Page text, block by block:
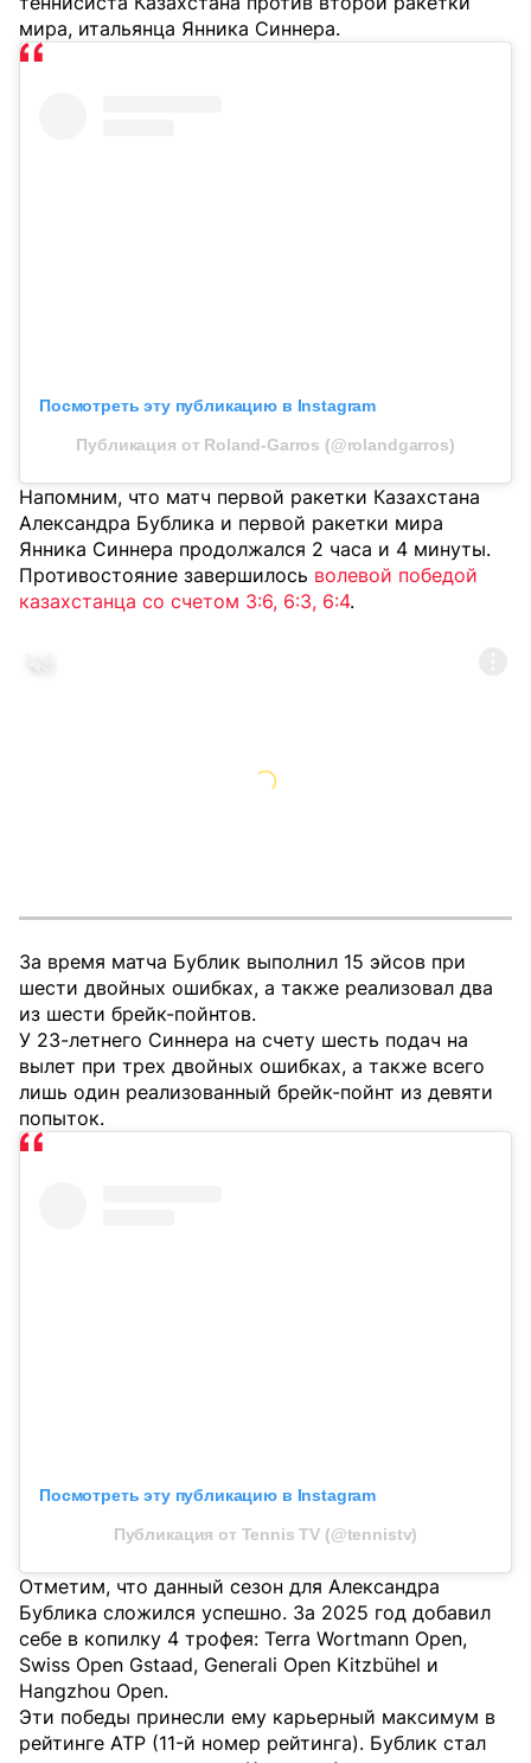
мира, итальянца Янника Синнера.
Посмотреть эту публикацию в Instagram
Публикация от Roland-Garros (@rolandgarros)
Напомним, что матч первой ракетки Казахстана
Александра Бублика и первой ракетки мира
Янника Синнера продолжался 2 часа и 4 минуты.
Противостояние завершилось волевой победой
казахстанца со счетом 3:6, 6:3, 6:4.
За время матча Бублик выполнил 15 эйсов при
шести двойных ошибках, а также реализовал два
из шести брейк-пойнтов.
У 23-летнего Синнера на счету шесть подач на
вылет при трех двойных ошибках, а также всего
лишь один реализованный брейк-пойнт из девяти
попыток.
Посмотреть эту публикацию в Instagram
Публикация от Tennis TV (@tennistv)
Отметим, что данный сезон для Александра
Бублика сложился успешно. За 2025 год добавил
себе в копилку 4 трофея: Terra Wortmann Open,
Swiss Open Gstaad, Generali Open Kitzbühel и
Hangzhou Open.
Эти победы принесли ему карьерный максимум в
рейтинге ATP (11-й номер рейтинга). Бублик стал